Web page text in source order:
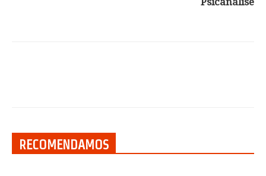
RECOMENDAMOS